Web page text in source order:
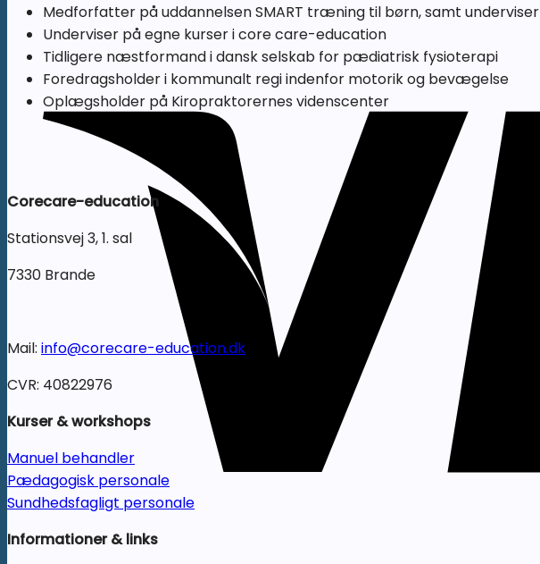
Medforfatter på uddannelsen SMART træning til børn, samt underviser
Underviser på egne kurser i core care-education
Tidligere næstformand i dansk selskab for pædiatrisk fysioterapi
Foredragsholder i kommunalt regi indenfor motorik og bevægelse
Oplægsholder på Kiropraktorernes videnscenter
Corecare-education
Stationsvej 3, 1. sal
7330 Brande
Mail: info@corecare-education.dk
CVR: 40822976
Kurser & workshops
Manuel behandler
Pædagogisk personale
Sundhedsfagligt personale
Informationer & links